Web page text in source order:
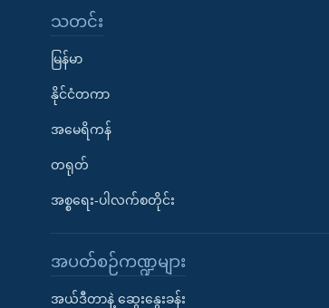
သတင်း
မြန်မာ
နိုင်ငံတကာ
အမေရိကန်
တရုတ်
အစ္စရေး-ပါလက်စတိုင်း
အပတ်စဉ်ကဏ္ဍများ
အယ်ဒီတာနဲ့ ဆွေးနွေးခန်း